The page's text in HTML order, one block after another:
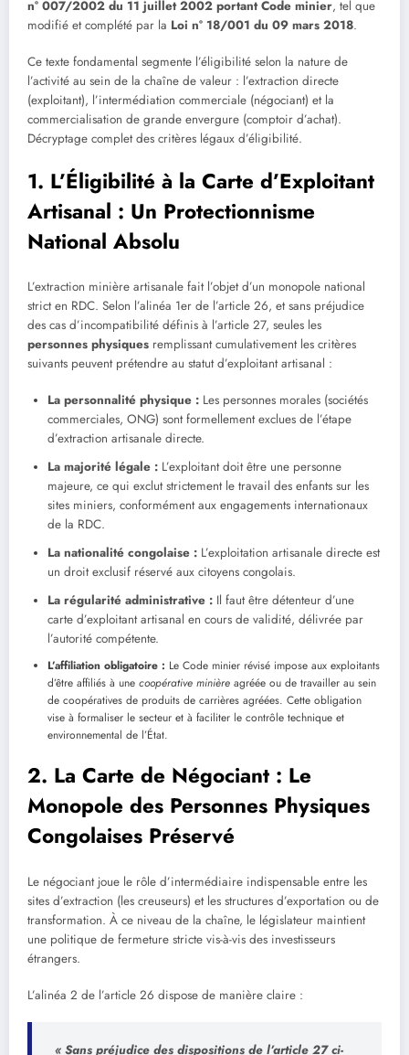
n° 007/2002 du 11 juillet 2002 portant Code minier, tel que
modifié et complété par la Loi n° 18/001 du 09 mars 2018.
Ce texte fondamental segmente l’éligibilité selon la nature de
l’activité au sein de la chaîne de valeur : l’extraction directe
(exploitant), l’intermédiation commerciale (négociant) et la
commercialisation de grande envergure (comptoir d’achat).
Décryptage complet des critères légaux d’éligibilité.
1. L’Éligibilité à la Carte d’Exploitant
Artisanal : Un Protectionnisme
National Absolu
L’extraction minière artisanale fait l’objet d’un monopole national
strict en RDC. Selon l’alinéa 1er de l’article 26, et sans préjudice
des cas d’incompatibilité définis à l’article 27, seules les
personnes physiques remplissant cumulativement les critères
suivants peuvent prétendre au statut d’exploitant artisanal :
La personnalité physique : Les personnes morales (sociétés
commerciales, ONG) sont formellement exclues de l’étape
d’extraction artisanale directe.
La majorité légale : L’exploitant doit être une personne
majeure, ce qui exclut strictement le travail des enfants sur les
sites miniers, conformément aux engagements internationaux
de la RDC.
La nationalité congolaise : L’exploitation artisanale directe est
un droit exclusif réservé aux citoyens congolais.
La régularité administrative : Il faut être détenteur d’une
carte d’exploitant artisanal en cours de validité, délivrée par
l’autorité compétente.
L’affiliation obligatoire : Le Code minier révisé impose aux exploitants
d’être affiliés à une coopérative minière agréée ou de travailler au sein
de coopératives de produits de carrières agréées. Cette obligation
vise à formaliser le secteur et à faciliter le contrôle technique et
environnemental de l’État.
2. La Carte de Négociant : Le
Monopole des Personnes Physiques
Congolaises Préservé
Le négociant joue le rôle d’intermédiaire indispensable entre les
sites d’extraction (les creuseurs) et les structures d’exportation ou de
transformation. À ce niveau de la chaîne, le législateur maintient
une politique de fermeture stricte vis-à-vis des investisseurs
étrangers.
L’alinéa 2 de l’article 26 dispose de manière claire :
« Sans préjudice des dispositions de l’article 27 ci-